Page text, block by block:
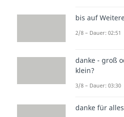
bis auf
2/8 – Dauer: 02:51
danke - groß
klein?
3/8 – Dauer: 03:30
danke für alles